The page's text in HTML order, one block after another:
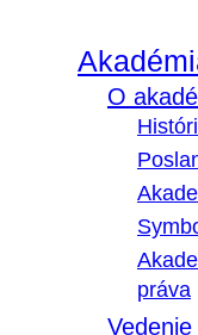
O
práva
Vedenie